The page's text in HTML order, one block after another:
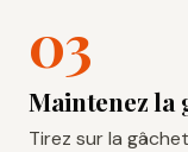
Maintenez la
Tirez sur la